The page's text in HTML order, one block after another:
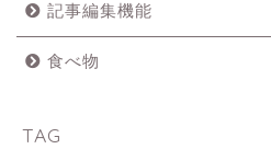
記事編集機能
食べ物
TAG